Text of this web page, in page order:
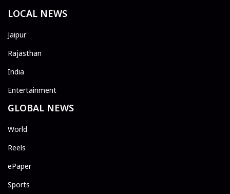
LOCAL NEWS
Jaipur
Rajasthan
India
Entertainment
GLOBAL NEWS
World
Reels
ePaper
Sports